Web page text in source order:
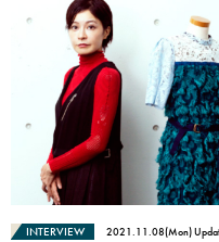
イベント＆トピッ
お知らせ
ビアガーデン
アトリウムコンサ
ミッドランド 夏グ
ミッドランド ラン
ミッドランド 会食
こだわりの手土産
半券de得シネマ＆
ショップ＆レスト
フロアで探す
ショップ&レスト
ミッドランド スク
INTERVIEW 2021.11.08(Mon)